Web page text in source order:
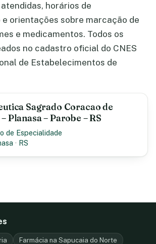
horários de
orientações sobre marcação de
e medicamentos. Todos os
no cadastro oficial do CNES
de Estabelecimentos de
Sagrado Coracao de
Planasa – Parobe – RS
de Especialidade
· RS
Farmácia na Sapucaia do Norte